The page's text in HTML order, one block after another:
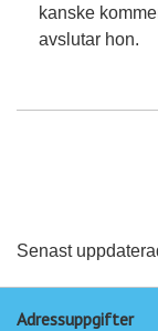
kanske
avslutar hon.
Senast
Adressuppgifter